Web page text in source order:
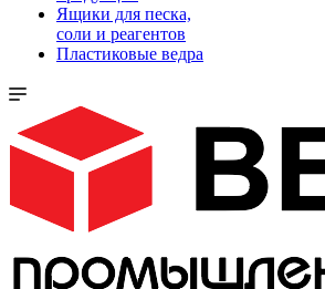
Ящики для песка,
соли и реагентов
Пластиковые ведра